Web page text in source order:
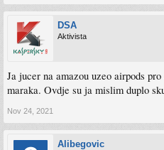
DSA
Aktivista
Ja jucer na amazou uzeo airpods
maraka. Ovdje su ja mislim duplo
Nov 24, 2021
Alibegovic